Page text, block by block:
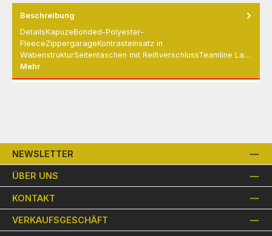
Beschreibung
DetailsKapuzeBonded-Polyester-
FleeceZippergarageKontrasteinsatz in
WabenstrukturSeitentaschen mit ReißverschlussTeamline La…
Mehr
NEWSLETTER
ÜBER UNS
KONTAKT
VERKAUFSGESCHÄFT